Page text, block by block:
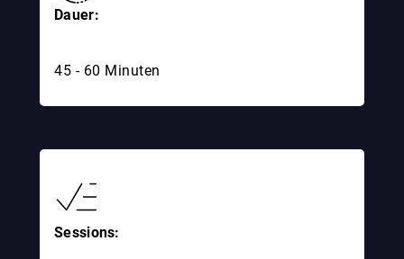
Dauer:
45 - 60 Minuten
Sessions: